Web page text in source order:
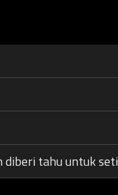
diberi tahu untuk